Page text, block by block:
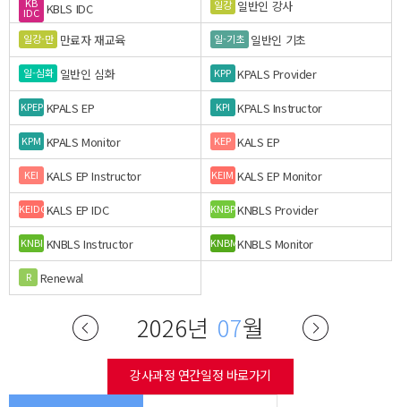
IDC KBLS IDC 일강 일반인 강사
일강-만 만료자 재교육 일-기초 일반인 기초
일-심화 일반인 심화 KPP KPALS Provider
KPEP KPALS EP KPI KPALS Instructor
KPM KPALS Monitor KEP KALS EP
KEI KALS EP Instructor KEIM KALS EP Monitor
KEIDCKALS EP IDC KNBPKNBLS Provider
KNBI KNBLS Instructor KNBMKNBLS Monitor
R Renewal
2026년 07월
강사과정 연간일정 바로가기